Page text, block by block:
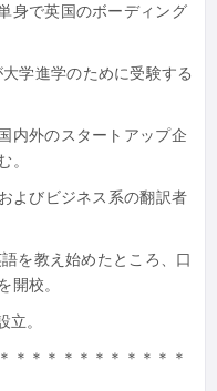
身で英国のボーディング
学進学のために受験する
国内外のスタートアップ企
。
よびビジネス系の翻訳者
を教え始めたところ、 口
開校。
。
＊＊＊＊＊＊＊＊＊＊＊